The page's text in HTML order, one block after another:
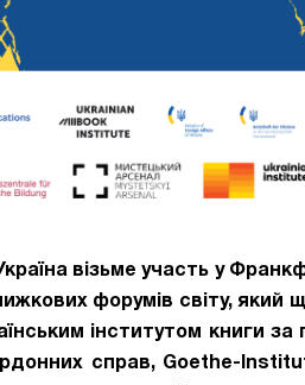
візьме участь у
форумів світу, який
інститутом книги за
справ, Goethe-